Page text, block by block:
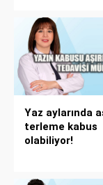
Yaz aylarında
terleme kabus
olabiliyor!